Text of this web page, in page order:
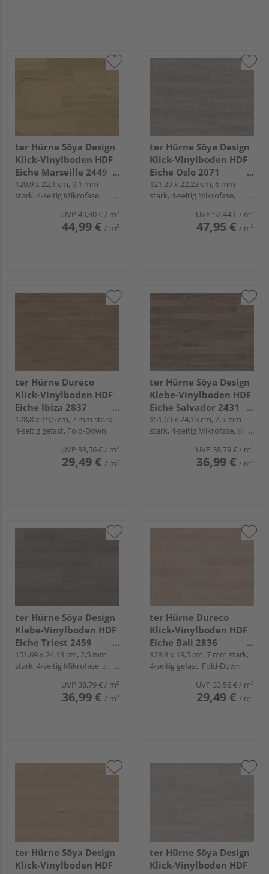
ter Hürne Sōya Design
Klick-Vinylboden HDF
Eiche Marseille 2449
Landhausdiele - WOOD
EDITION
120,9 x 22,1 cm, 9,1 mm
stark, 4-seitig Mikrofase,
UVP 49,30 €/ m²
44,99 € / m²
ter Hürne Sōya Design
Klick-Vinylboden HDF
Eiche Oslo 2071
Landhausdiele - WOOD
EDITION
121,29 x 22,23 cm, 6 mm
stark, 4-seitig Mikrofase,
UVP 52,44 €/ m²
47,95 € / m²
ter Hürne Dureco
Klick-Vinylboden HDF
Eiche Ibiza 2837
Landhausdiele -
CLASSIC COLLECTION
128,8 x 19,5 cm, 7 mm stark,
4-seitig gefast, Fold-Down
UVP 33,56 €/ m²
29,49 € / m²
ter Hürne Sōya Design
Klebe-Vinylboden HDF
Eiche Salvador 2431
Landhausdiele - WOOD
EDITION
151,69 x 24,13 cm, 2,5 mm
stark, 4-seitig Mikrofase, zum
UVP 38,79 €/ m²
36,99 € / m²
ter Hürne Sōya Design
Klebe-Vinylboden HDF
Eiche Triest 2459
Landhausdiele - WOOD
EDITION
151,69 x 24,13 cm, 2,5 mm
stark, 4-seitig Mikrofase, zum
UVP 38,79 €/ m²
36,99 € / m²
ter Hürne Dureco
Klick-Vinylboden HDF
Eiche Bali 2836
Landhausdiele -
CLASSIC COLLECTION
128,8 x 19,5 cm, 7 mm stark,
4-seitig gefast, Fold-Down
UVP 33,56 €/ m²
29,49 € / m²
ter Hürne Sōya Design
Klick-Vinylboden HDF
ter Hürne Sōya Design
Klick-Vinylboden HDF